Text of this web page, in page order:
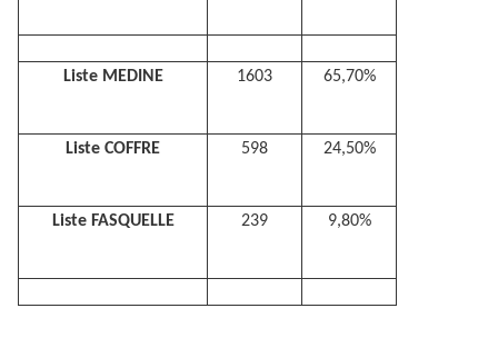
Liste MEDINE 1603 65,70%
Liste COFFRE 598 24,50%
Liste FASQUELLE 239 9,80%